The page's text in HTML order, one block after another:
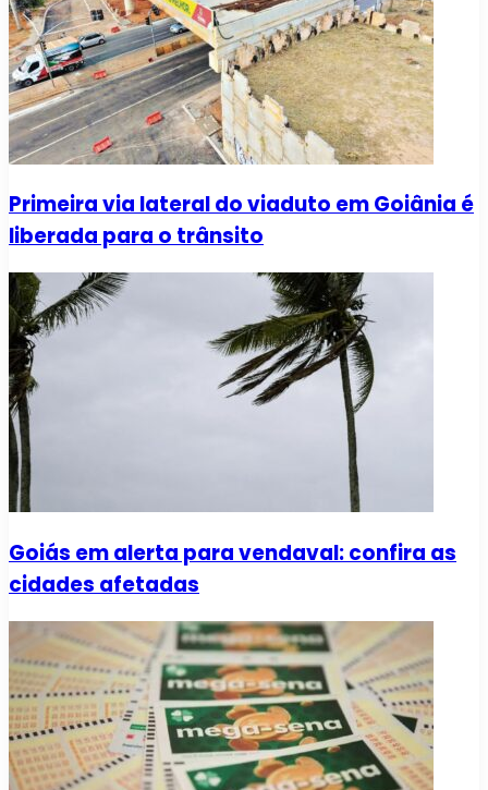
Primeira via lateral do viaduto em Goiânia é
liberada para o trânsito
Goiás em alerta para vendaval: confira as
cidades afetadas